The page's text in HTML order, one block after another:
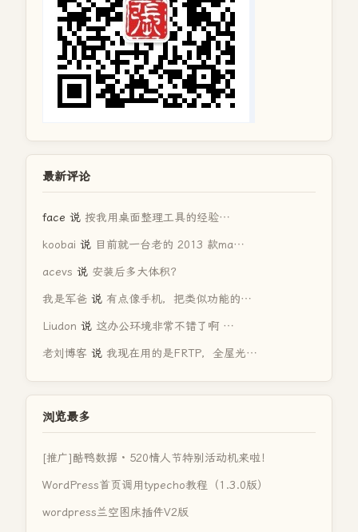
最新评论
face 说 按我用桌面整理工具的经验…
koobai 说 目前就一台老的 2013 款ma…
acevs 说 安装后多大体积？
我是军爸 说 有点像手机，把类似功能的…
Liudon 说 这办公环境非常不错了啊 …
老刘博客 说 我现在用的是FRTP，全屋光…
浏览最多
[推广]酷鸭数据 · 520情人节特别活动机来啦！
WordPress首页调用typecho教程（1.3.0版）
wordpress兰空图床插件V2版